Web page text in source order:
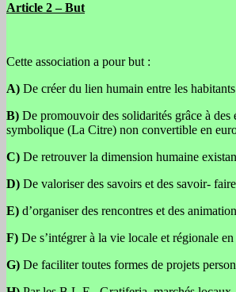
Article 2 – But
Cette association a pour but :
A) De créer du lien humain entre les
B) De promouvoir des solidarités grâce à
symbolique (La Citre) non convertible en
C) De retrouver la dimension humaine
D) De valoriser des savoirs et des savoir-
E) d’organiser des rencontres et des
F) De s’intégrer à la vie locale et régionale
G) De faciliter toutes formes de projets